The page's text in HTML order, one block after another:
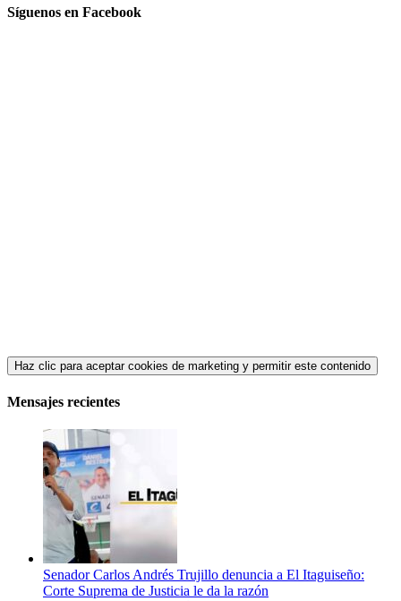
Síguenos en Facebook
Haz clic para aceptar cookies de marketing y permitir este contenido
Mensajes recientes
Senador Carlos Andrés Trujillo denuncia a El Itaguiseño:
Corte Suprema de Justicia le da la razón